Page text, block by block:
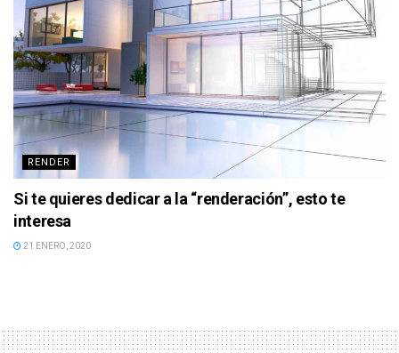
RENDER
Si te quieres dedicar a la “renderación”, esto te
interesa
21 ENERO, 2020